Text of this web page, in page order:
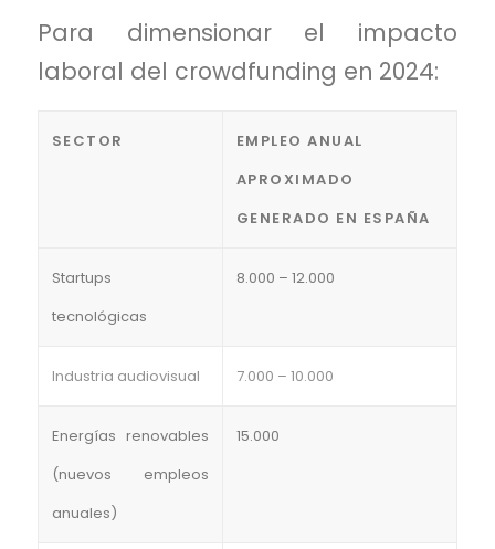
Para dimensionar el impacto
laboral del crowdfunding en 2024:
SECTOR
EMPLEO ANUAL
APROXIMADO
GENERADO EN ESPAÑA
Startups
tecnológicas
8.000 – 12.000
Industria audiovisual 7.000 – 10.000
Energías renovables
(nuevos empleos
anuales)
15.000